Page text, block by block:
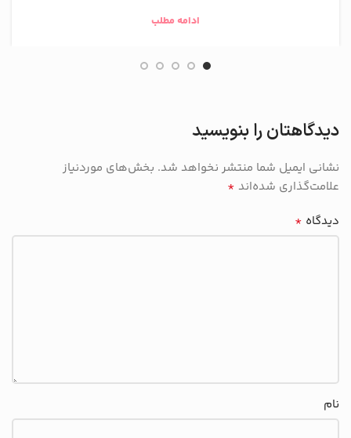
ادامه مطلب
دیدگاهتان را بنویسید
نشانی ایمیل شما منتشر نخواهد شد. بخش‌های موردنیاز
علامت‌گذاری شده‌اند *
دیدگاه *
نام